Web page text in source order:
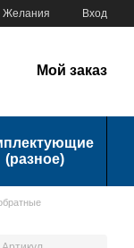
Желания Вход
Мой заказ
(разное)